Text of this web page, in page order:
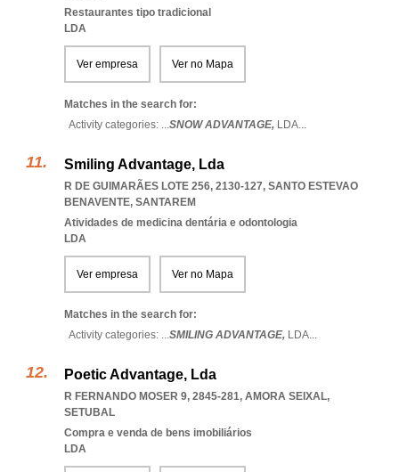
Restaurantes tipo tradicional
LDA
Ver empresa Ver no Mapa
Matches in the search for:
Activity categories: ...SNOW ADVANTAGE, LDA...
Smiling Advantage, Lda
R DE GUIMARÃES LOTE 256, 2130-127, SANTO ESTEVAO
BENAVENTE, SANTAREM
Atividades de medicina dentária e odontologia
LDA
Ver empresa Ver no Mapa
Matches in the search for:
Activity categories: ...SMILING ADVANTAGE, LDA...
Poetic Advantage, Lda
R FERNANDO MOSER 9, 2845-281, AMORA SEIXAL,
SETUBAL
Compra e venda de bens imobiliários
LDA